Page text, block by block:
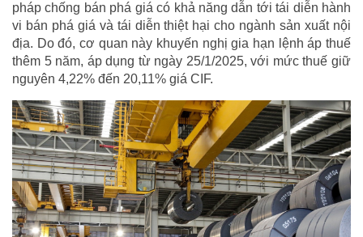
pháp chống bán phá giá có khả năng dẫn tới tái diễn hành
vi bán phá giá và tái diễn thiệt hại cho ngành sản xuất nội
địa. Do đó, cơ quan này khuyến nghị gia hạn lệnh áp thuế
thêm 5 năm, áp dụng từ ngày 25/1/2025, với mức thuế giữ
nguyên 4,22% đến 20,11% giá CIF.